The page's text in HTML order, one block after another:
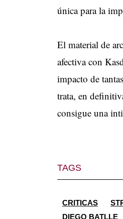
única para la
El material de
afectiva con
impacto de
trata, en
consigue una
TAGS
CRITICAS
DIEGO BATLLE